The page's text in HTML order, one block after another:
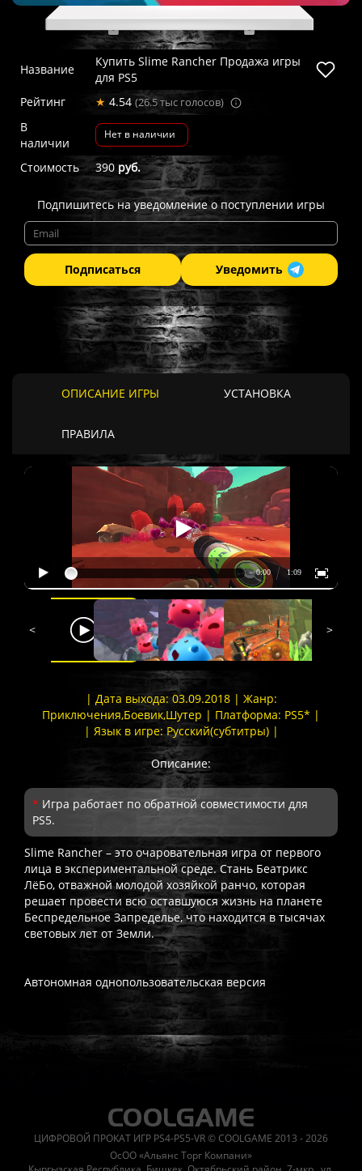
Название
Купить Slime Rancher Продажа игры
для PS5
Рейтинг
★ 4.54 (26.5 тыс голосов)
В
наличии
Нет в наличии
Стоимость 390 руб.
Подпишитесь на уведомление о поступлении игры
Подписаться Уведомить
ОПИСАНИЕ ИГРЫ УСТАНОВКА
ПРАВИЛА
< >
| Дата выхода: 03.09.2018 | Жанр:
Приключения,Боевик,Шутер | Платформа: PS5* |
| Язык в игре: Русский(субтитры) |
Описание:
* Игра работает по обратной совместимости для
PS5.
Slime Rancher – это очаровательная игра от первого
лица в экспериментальной среде. Стань Беатрикс
ЛёБо, отважной молодой хозяйкой ранчо, которая
решает провести всю оставшуюся жизнь на планете
Беспредельное Запределье, что находится в тысячах
световых лет от Земли.
Автономная однопользовательская версия
Часто спрашивают
Работает ли русский язык? Если локализация игры для
Что если игра не запускается?Свяжитесь с нашей
Есть ли поддержка после покупки?Да, наша поддержка
ЦИФРОВОЙ ПРОКАТ ИГР PS4-PS5-VR © COOLGAME 2013 - 2026
ОсОО «Альянс Торг Компани»